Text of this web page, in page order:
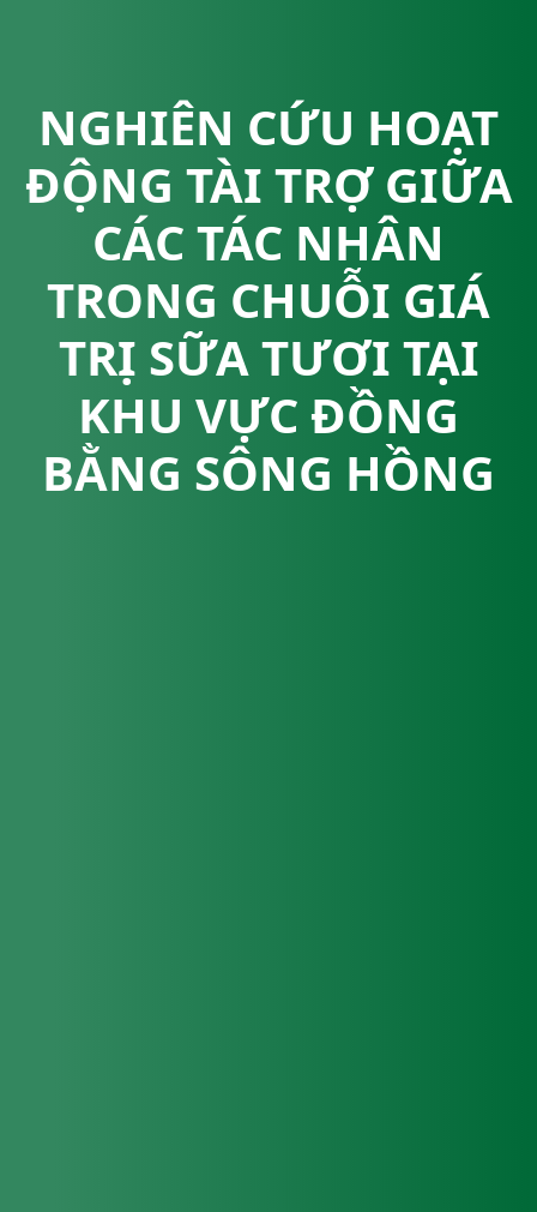
NGHIÊN CỨU HOẠT
ĐỘNG TÀI TRỢ GIỮA
CÁC TÁC NHÂN
TRONG CHUỖI GIÁ
TRỊ SỮA TƯƠI TẠI
KHU VỰC ĐỒNG
BẰNG SÔNG HỒNG